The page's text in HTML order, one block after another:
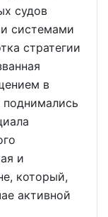
судов
системами
стратегии
в
поднимались
и
который,
активной